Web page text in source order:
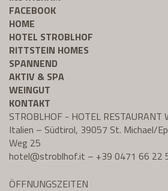
FACEBOOK
HOME
HOTEL STROBLHOF
RITTSTEIN HOMES
SPANNEND
AKTIV & SPA
WEINGUT
KONTAKT
STROBLHOF - HOTEL RESTAURANT
Italien – Südtirol, 39057 St. Michael/
Weg 25
hotel@stroblhof.it – +39 0471 66 22
ÖFFNUNGSZEITEN